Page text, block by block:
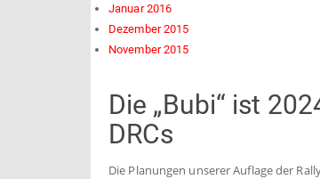
Januar 2016
Dezember 2015
November 2015
Die „Bubi“ ist
DRCs
Die Planungen unserer Auflage der